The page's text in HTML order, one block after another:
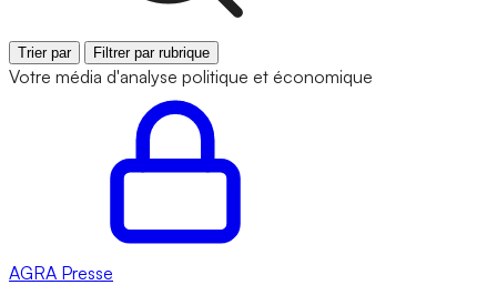
Trier par Filtrer par rubrique
Votre média d'analyse politique et économique
AGRA Presse